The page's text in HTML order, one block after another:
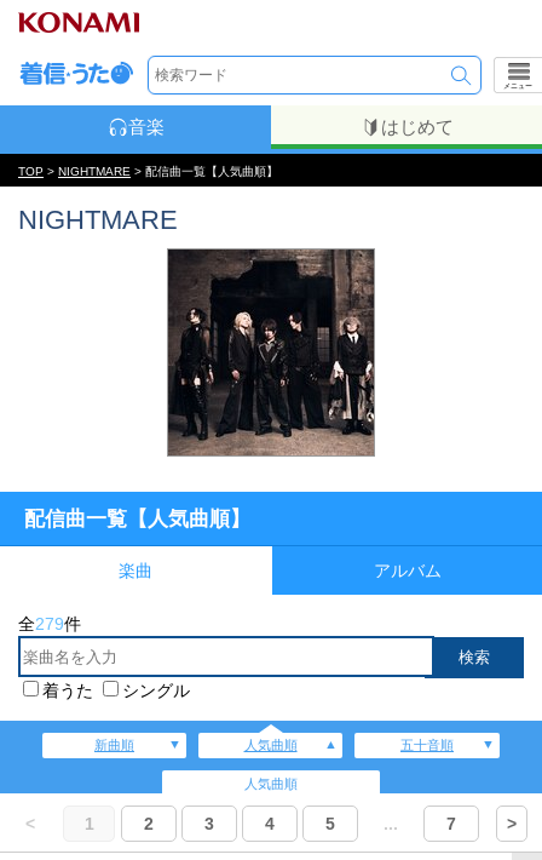
メニュー
音楽 はじめて
TOP > NIGHTMARE > 配信曲一覧【人気曲順】
NIGHTMARE
配信曲一覧【人気曲順】
楽曲 アルバム
全279件
着うた シングル
新曲順 人気曲順 五十音順
人気曲順
< 1 2 3 4 5 ... 7 >